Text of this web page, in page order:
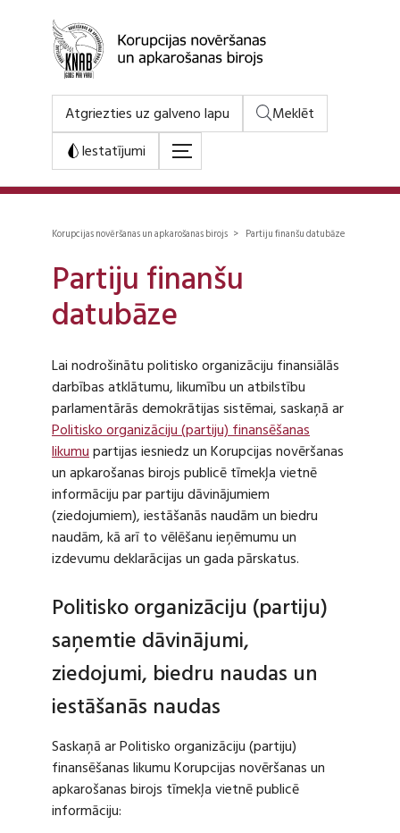
Atgriezties uz galveno lapu
Meklēt
Iestatījumi
Korupcijas novēršanas un apkarošanas birojs > Partiju finanšu datubāze
Partiju finanšu
datubāze
Lai nodrošinātu politisko organizāciju finansiālās
darbības atklātumu, likumību un atbilstību
parlamentārās demokrātijas sistēmai, saskaņā ar
Politisko organizāciju (partiju) finansēšanas
likumupartijas iesniedz un Korupcijas novēršanas
un apkarošanas birojs publicē tīmekļa vietnē
informāciju par partiju dāvinājumiem
(ziedojumiem), iestāšanās naudām un biedru
naudām, kā arī to vēlēšanu ieņēmumu un
izdevumu deklarācijas un gada pārskatus.
Politisko organizāciju (partiju)
saņemtie dāvinājumi,
ziedojumi, biedru naudas un
iestāšanās naudas
Saskaņā ar Politisko organizāciju (partiju)
finansēšanas likumu Korupcijas novēršanas un
apkarošanas birojs tīmekļa vietnē publicē
informāciju: